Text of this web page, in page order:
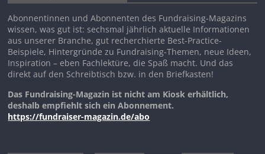
Abonnentinnen und Abonnenten des Fundraising-Magazins
wissen, was gut ist: sechsmal jährlich aktuelle Informationen
aus unserer Branche, gut recherchierte Best-Practice-
Beispiele, Hintergründe zu Fundraising-Themen, neue Ideen,
Inspiration – eben Fachlektüre, die Spaß macht. Und das
direkt auf den Schreibtisch bzw. in den Briefkasten!
Das Fundraising-Magazin ist nicht am Kiosk erhältlich,
deshalb empfiehlt sich ein Abonnement.
https://fundraiser-magazin.de/abo